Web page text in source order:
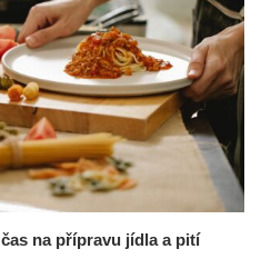
na přípravu jídla a pití